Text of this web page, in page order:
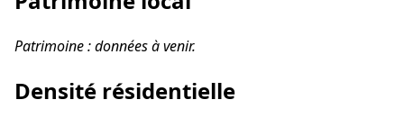
Patrimoine : données à venir.
Densité résidentielle